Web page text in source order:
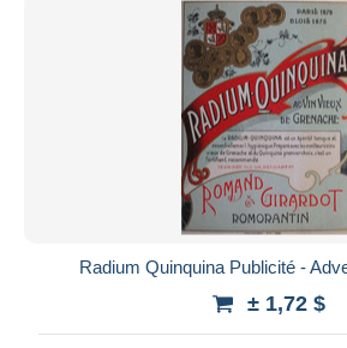
Radium Quinquina Publicité -
± 1,72 $